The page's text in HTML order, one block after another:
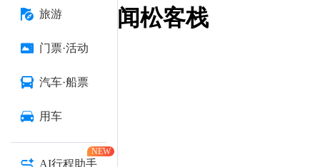
旅游
门票·活动
汽车·船票
用车
AI行程助手
NEW
闻松客栈